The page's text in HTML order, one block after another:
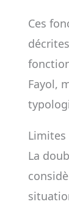
Ces
Fayol,
Limites
La